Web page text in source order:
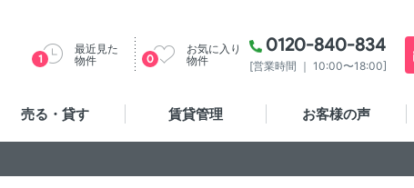
0120-840-834
[営業時間 ｜ 10:00〜18:00]
最近見た
物件
1
お気に入り
物件
0
売る・貸す 賃貸管理 お客様の声